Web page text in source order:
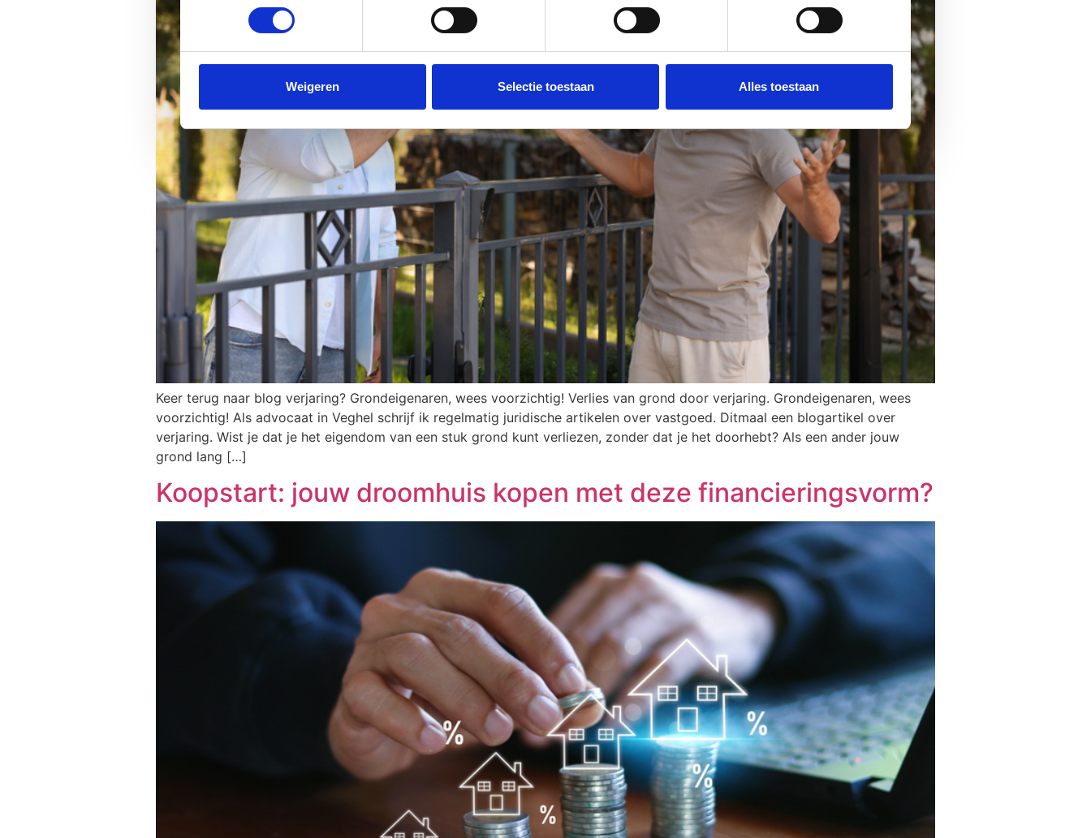
Weigeren Selectie toestaan Alles toestaan
Keer terug naar blog verjaring? Grondeigenaren, wees voorzichtig! Verlies van grond door verjaring. Grondeigenaren, wees
voorzichtig! Als advocaat in Veghel schrijf ik regelmatig juridische artikelen over vastgoed. Ditmaal een blogartikel over
verjaring. Wist je dat je het eigendom van een stuk grond kunt verliezen, zonder dat je het doorhebt? Als een ander jouw
grond lang […]
Koopstart: jouw droomhuis kopen met deze financieringsvorm?